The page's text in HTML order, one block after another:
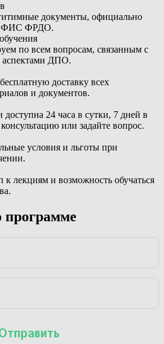
документы, официально
ФИС ФРДО.
по всем вопросам, связанным с
аспектами ДПО.
доставку всех
и документов.
24 часа в сутки, 7 дней в
или задайте вопрос.
условия и льготы при
к лекциям и возможность обучаться
программе